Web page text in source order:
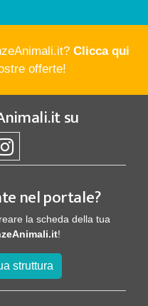
Clicca qui
offerte!
su
nel portale?
la scheda della tua
!
struttura